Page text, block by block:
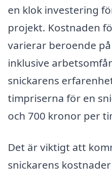
en klok investering
projekt. Kostnaden
varierar beroende
inklusive
snickarens
timpriserna för en
och 700 kronor per
Det är viktigt att
snickarens